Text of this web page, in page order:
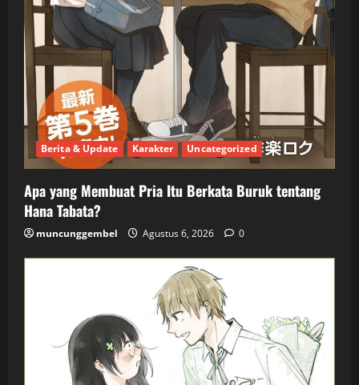
Berita & Update Karakter Uncategorized
Apa yang Membuat Pria Itu Berkata Buruk tentang
Hana Tabata?
muncunggembel Agustus 6, 2026 0